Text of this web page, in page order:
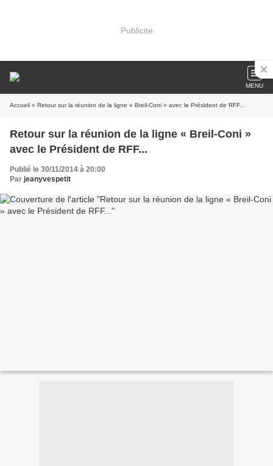
Publicité
MENU
Accueil » Retour sur la réunion de la ligne « Breil-Coni » avec le Président de RFF...
Retour sur la réunion de la ligne « Breil-Coni »
avec le Président de RFF...
Publié le 30/11/2014 à 20:00
Par jeanyvespetit